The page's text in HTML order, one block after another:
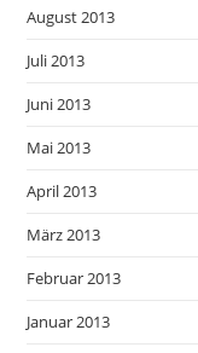
August 2013
Juli 2013
Juni 2013
Mai 2013
April 2013
März 2013
Februar 2013
Januar 2013